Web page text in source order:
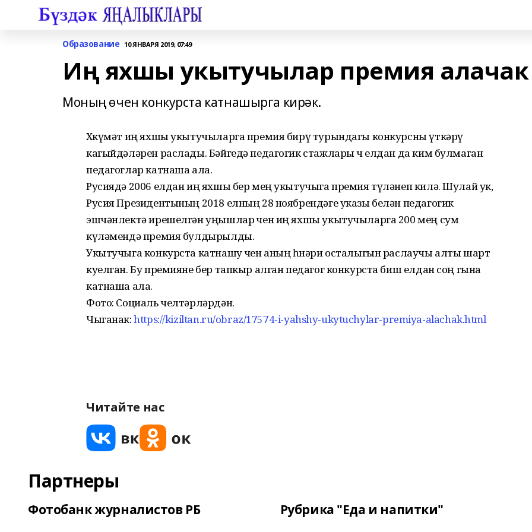
Образование 10 ЯНВАРЯ 2019, 07:49
Иң яхшы укытучылар премия алачак
Моның өчен конкурста катнашырга кирәк.
Хөкүмәт иң яхшы укытучыларга премия бирү турындагы конкурсны үткәрү
кагыйдәләрен раслады. Бәйгедә педагогик стажлары өч елдан да ким булмаган
педагоглар катнаша ала.
Русиядә 2006 елдан иң яхшы бер мең укытучыга премия түләнеп килә. Шулай ук,
Русия Президентының 2018 елның 28 ноябрендәге указы белән педагогик
эшчәнлектә ирешелгән уңышлар өчен иң яхшы укытучыларга 200 мең сум
күләмендә премия булдырылды.
Укытучыга конкурста катнашу өчен аның һөнәри осталыгын раслаучы алты шарт
куелган. Бу премияне бер тапкыр алган педагог конкурста биш елдан соң гына
катнаша ала.
Фото: Социаль челтәрләрдән.
Чыганак:https://kiziltan.ru/obraz/17574-i-yahshy-ukytuchylar-premiya-alachak.html
Читайте нас
Партнеры
Фотобанк журналистов РБ Рубрика "Еда и напитки"